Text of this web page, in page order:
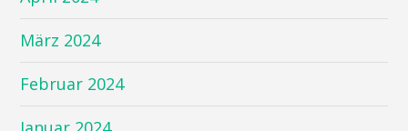
März 2024
Februar 2024